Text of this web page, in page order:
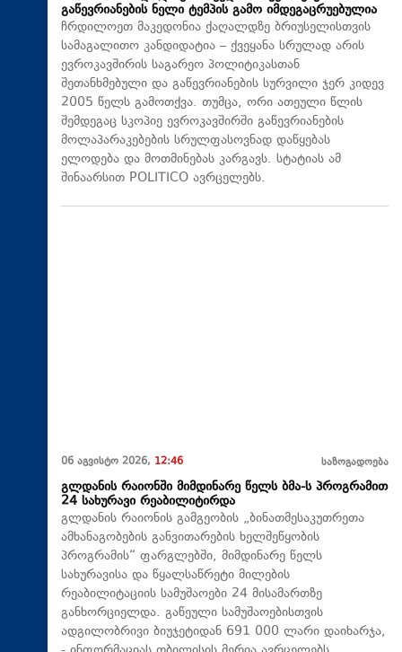
გაწევრიანების ნელი ტემპის გამო იმდეგაცრუებულია
ჩრდილოეთ მაკედონია ქაღალდზე ბრიუსელისთვის
სამაგალითო კანდიდატია – ქვეყანა სრულად არის
ევროკავშირის საგარეო პოლიტიკასთან
შეთანხმებული და გაწევრიანების სურვილი ჯერ კიდევ
2005 წელს გამოთქვა. თუმცა, ორი ათეული წლის
შემდეგაც სკოპიე ევროკავშირში გაწევრიანების
მოლაპარაკებების სრულფასოვნად დაწყებას
ელოდება და მოთმინებას კარგავს. სტატიას ამ
შინაარსით POLITICO ავრცელებს.
06 აგვისტო 2026, 12:46 საზოგადოება
გლდანის რაიონში მიმდინარე წელს ბმა-ს პროგრამით
24 სახურავი რეაბილიტირდა
გლდანის რაიონის გამგეობის „ბინათმესაკუთრეთა
ამხანაგობების განვითარების ხელშეწყობის
პროგრამის“ ფარგლებში, მიმდინარე წელს
სახურავისა და წყალსაწრეტი მილების
რეაბილიტაციის სამუშაოები 24 მისამართზე
განხორციელდა. გაწეული სამუშაოებისთვის
ადგილობრივი ბიუჯეტიდან 691 000 ლარი დაიხარჯა,